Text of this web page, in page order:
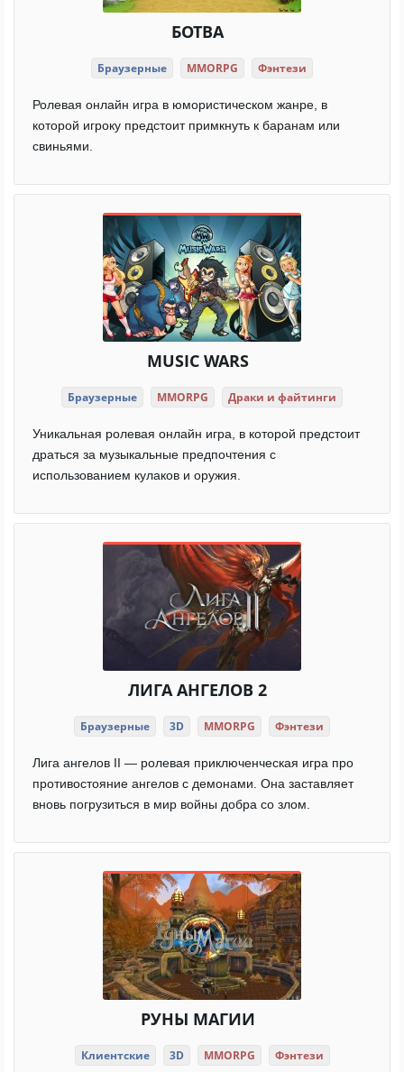
БОТВА
Браузерные MMORPG Фэнтези
Ролевая онлайн игра в юмористическом жанре, в
которой игроку предстоит примкнуть к баранам или
свиньями.
MUSIC WARS
Браузерные MMORPG Драки и файтинги
Уникальная ролевая онлайн игра, в которой предстоит
драться за музыкальные предпочтения с
использованием кулаков и оружия.
ЛИГА АНГЕЛОВ 2
Браузерные 3D MMORPG Фэнтези
Лига ангелов II — ролевая приключенческая игра про
противостояние ангелов с демонами. Она заставляет
вновь погрузиться в мир войны добра со злом.
РУНЫ МАГИИ
Клиентские 3D MMORPG Фэнтези